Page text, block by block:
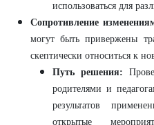
использоваться для
Сопротивление
могут быть привержены
скептически относиться к
Путь решения:
родителями и
результатов
открытые